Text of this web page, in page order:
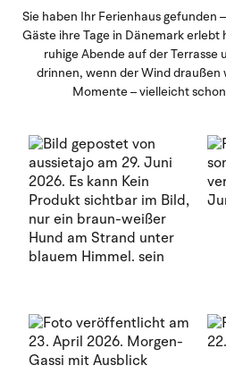
Sie haben Ihr Ferienhaus gefunden
Gäste ihre Tage in Dänemark erlebt
ruhige Abende auf der Terrasse
drinnen, wenn der Wind
Momente – vielleicht